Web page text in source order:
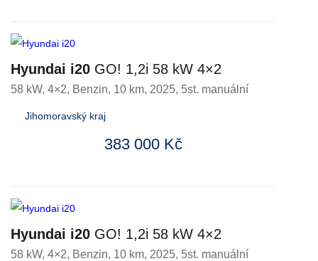
Hyundai i20 GO! 1,2i 58 kW 4×2
58 kW, 4×2, Benzin, 10 km, 2025, 5st. manuální
Jihomoravský kraj
383 000 Kč
Hyundai i20 GO! 1,2i 58 kW 4×2
58 kW, 4×2, Benzin, 10 km, 2025, 5st. manuální